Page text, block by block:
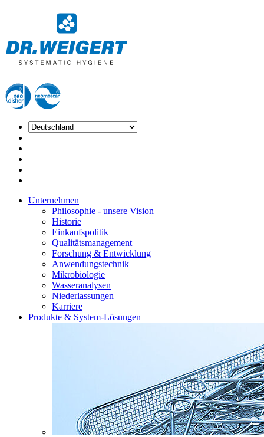
Unternehmen
Philosophie - unsere Vision
Historie
Einkaufspolitik
Qualitätsmanagement
Forschung & Entwicklung
Anwendungstechnik
Mikrobiologie
Wasseranalysen
Niederlassungen
Karriere
Produkte & System-Lösungen